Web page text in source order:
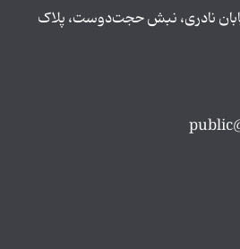
نادری، نبش حجت‌دوست، پلاک